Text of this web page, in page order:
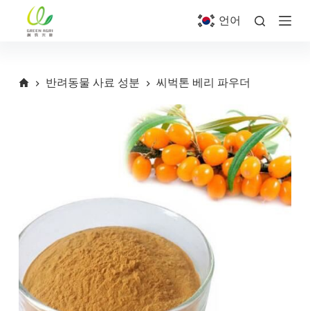
언어
반려동물 사료 성분 씨벅톤 베리 파우더